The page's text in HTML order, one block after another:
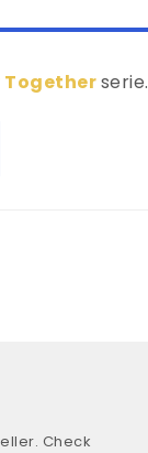
Togetherserie.
Check